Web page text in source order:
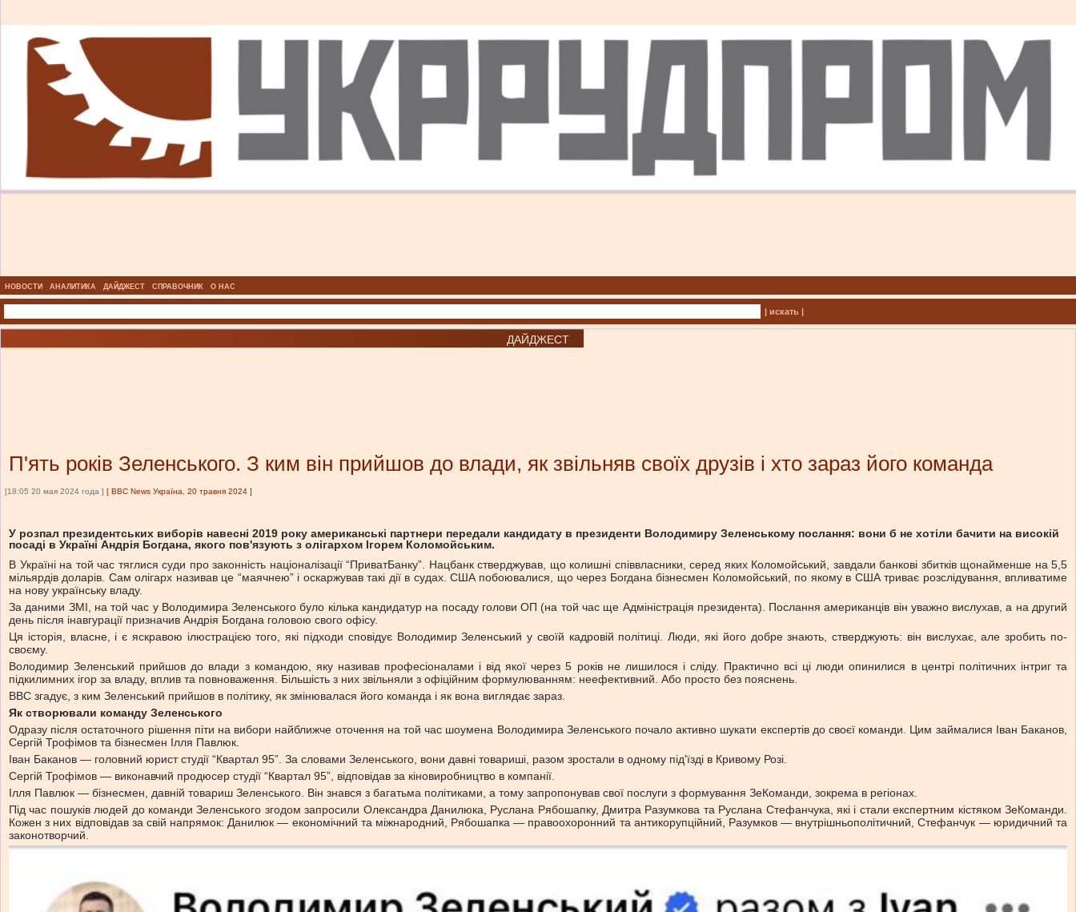
НОВОСТИ АНАЛИТИКА ДАЙДЖЕСТ СПРАВОЧНИК О НАС
| искать |
ДАЙДЖЕСТ
П'ять років Зеленського. З ким він прийшов до влади, як звільняв своїх друзів і хто зараз його команда
[18:05 20 мая 2024 года ] [ BBC News Україна, 20 травня 2024 ]
У розпал президентських виборів навесні 2019 року американські партнери передали кандидату в президенти Володимиру Зеленському послання: вони б не хотіли бачити на високій
посаді в Україні Андрія Богдана, якого пов'язують з олігархом Ігорем Коломойським.
В Україні на той час тяглися суди про законність націоналізації “ПриватБанку”. Нацбанк стверджував, що колишні співвласники, серед яких Коломойський, завдали банкові збитків щонайменше на 5,5
мільярдів доларів. Сам олігарх називав це “маячнею” і оскаржував такі дії в судах. США побоювалися, що через Богдана бізнесмен Коломойський, по якому в США триває розслідування, впливатиме
на нову українську владу.
За даними ЗМІ, на той час у Володимира Зеленського було кілька кандидатур на посаду голови ОП (на той час ще Адміністрація президента). Послання американців він уважно вислухав, а на другий
день після інавгурації призначив Андрія Богдана головою свого офісу.
Ця історія, власне, і є яскравою ілюстрацією того, які підходи сповідує Володимир Зеленський у своїй кадровій політиці. Люди, які його добре знають, стверджують: він вислухає, але зробить по-
своєму.
Володимир Зеленський прийшов до влади з командою, яку називав професіоналами і від якої через 5 років не лишилося і сліду. Практично всі ці люди опинилися в центрі політичних інтриг та
підкилимних ігор за владу, вплив та повноваження. Більшість з них звільняли з офіційним формулюванням: неефективний. Або просто без пояснень.
ВВС згадує, з ким Зеленський прийшов в політику, як змінювалася його команда і як вона виглядає зараз.
Як створювали команду Зеленського
Одразу після остаточного рішення піти на вибори найближче оточення на той час шоумена Володимира Зеленського почало активно шукати експертів до своєї команди. Цим займалися Іван Баканов,
Сергій Трофімов та бізнесмен Ілля Павлюк.
Іван Баканов — головний юрист студії “Квартал 95”. За словами Зеленського, вони давні товариші, разом зростали в одному під'їзді в Кривому Розі.
Сергій Трофімов — виконавчий продюсер студії “Квартал 95”, відповідав за кіновиробництво в компанії.
Ілля Павлюк — бізнесмен, давній товариш Зеленського. Він знався з багатьма політиками, а тому запропонував свої послуги з формування ЗеКоманди, зокрема в регіонах.
Під час пошуків людей до команди Зеленського згодом запросили Олександра Данилюка, Руслана Рябошапку, Дмитра Разумкова та Руслана Стефанчука, які і стали експертним кістяком ЗеКоманди.
Кожен з них відповідав за свій напрямок: Данилюк — економічний та міжнародний, Рябошапка — правоохоронний та антикорупційний, Разумков — внутрішньополітичний, Стефанчук — юридичний та
законотворчий.